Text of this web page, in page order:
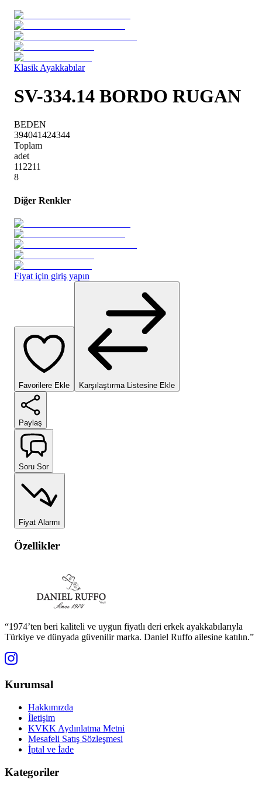
Klasik Ayakkabılar
SV-334.14 BORDO RUGAN
BEDEN
394041424344
Toplam
adet
112211
8
Diğer Renkler
Fiyat için giriş yapın
Favorilere Ekle Karşılaştırma Listesine Ekle
Paylaş
Soru Sor
Fiyat Alarmı
Özellikler
“1974’ten beri kaliteli ve uygun fiyatlı deri erkek ayakkabılarıyla
Türkiye ve dünyada güvenilir marka. Daniel Ruffo ailesine katılın.”
Kurumsal
Hakkımızda
İletişim
KVKK Aydınlatma Metni
Mesafeli Satış Sözleşmesi
İptal ve İade
Kategoriler